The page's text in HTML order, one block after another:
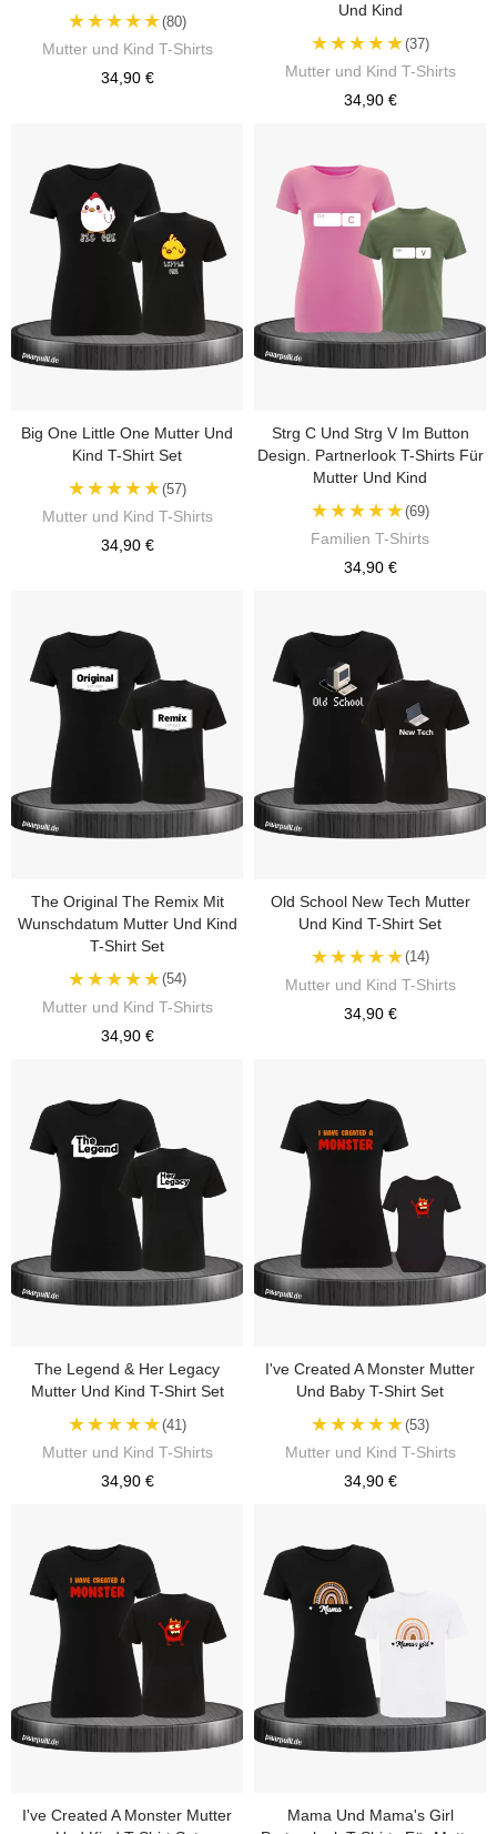
★★★★★(80)
Mutter und Kind T-Shirts
34,90 €
Und Kind
★★★★★(37)
Mutter und Kind T-Shirts
34,90 €
Big One Little One Mutter Und
Kind T-Shirt Set
★★★★★(57)
Mutter und Kind T-Shirts
34,90 €
Strg C Und Strg V Im Button
Design. Partnerlook T-Shirts Für
Mutter Und Kind
★★★★★(69)
Familien T-Shirts
34,90 €
The Original The Remix Mit
Wunschdatum Mutter Und Kind
T-Shirt Set
★★★★★(54)
Mutter und Kind T-Shirts
34,90 €
Old School New Tech Mutter
Und Kind T-Shirt Set
★★★★★(14)
Mutter und Kind T-Shirts
34,90 €
The Legend & Her Legacy
Mutter Und Kind T-Shirt Set
★★★★★(41)
Mutter und Kind T-Shirts
34,90 €
I've Created A Monster Mutter
Und Baby T-Shirt Set
★★★★★(53)
Mutter und Kind T-Shirts
34,90 €
I've Created A Monster Mutter
Mama Und Mama's Girl